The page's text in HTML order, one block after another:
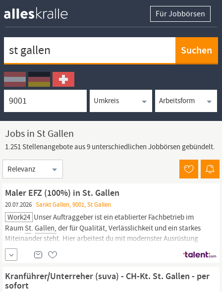
Für Jobbörsen
Ortssuche
Umkreissuche
Arbeitsform
Jobs in St Gallen
1.251 Stellenangebote aus 9 unterschiedlichen Jobbörsen gebündelt.
Sortierung
Maler EFZ (100%) in St. Gallen
20.07.2026 Sankt Gallen, 9001, St Gallen
Work24 Unser Auftraggeber ist ein etablierter Fachbetrieb im
Raum St. Gallen, der für Qualität, Verlässlichkeit und ein starkes
Miteinander steht. Hier arbeitest du mit modernster Ausrüstung
und in einem Umfeld, das Wert auf Weiterbildung legt. Die
Unternehmenskultur ist geprägt von Teamgeist, Wertschätzung
und einer offenen Kommunikation.
Kranführer/Unterreher (suva) - CH-Kt. St. Gallen - per
sofort